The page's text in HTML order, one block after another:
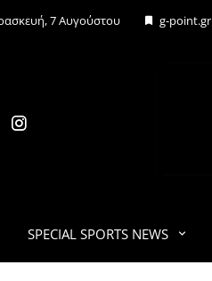
7 Αυγούστου g-point.gr
SPECIAL SPORTS NEWS